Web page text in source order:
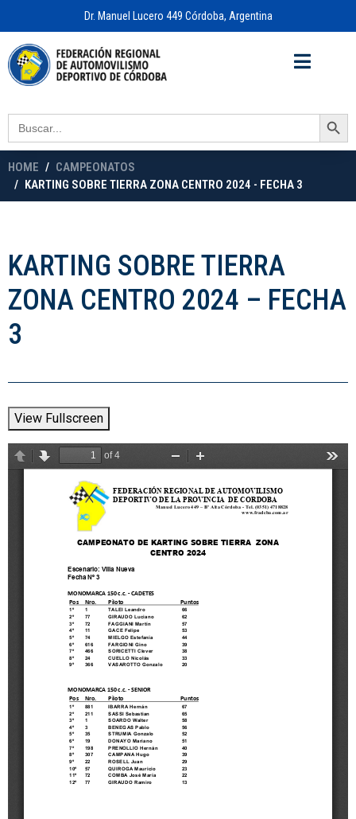
Dr. Manuel Lucero 449 Córdoba, Argentina
Search
for:
Search Button
HOME
CAMPEONATOS
KARTING SOBRE TIERRA ZONA CENTRO 2024 - FECHA 3
KARTING SOBRE TIERRA
ZONA CENTRO 2024 – FECHA
3
View Fullscreen